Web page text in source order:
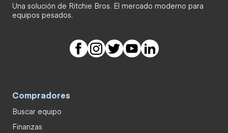
Una solución de Ritchie Bros. El mercado moderno para
equipos pesados.
Compradores
Buscar equipo
Finanzas